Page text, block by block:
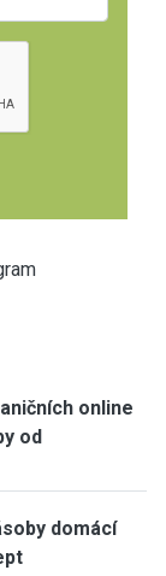
online
od
domácí